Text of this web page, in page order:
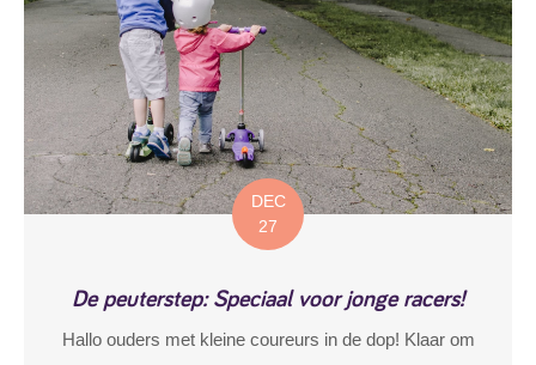
DEC
27
De peuterstep: Speciaal voor jonge racers!
Hallo ouders met kleine coureurs in de dop! Klaar om